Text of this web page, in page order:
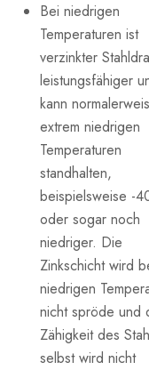
Bei niedrigen
Temperaturen ist
verzinkter
leistungsfähiger
kann
extrem niedrigen
Temperaturen
standhalten,
beispielsweise -
oder sogar noch
niedriger. Die
Zinkschicht wird
niedrigen
nicht spröde und
Zähigkeit des
selbst wird nicht